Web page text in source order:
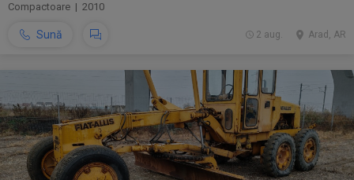
Compactoare | 2010
Sună Arad, AR
2 aug.